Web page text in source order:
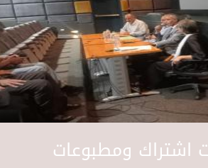
اشتراك ومطبوعات